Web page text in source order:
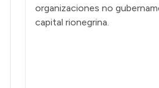
organizaciones no
capital rionegrina.